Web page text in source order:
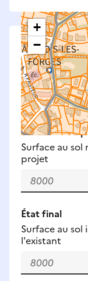
+
−Saisissez
Surfaces à
espaces
définitifs et
Nouveaux
Surface au
projet
État final
Surface au
l'existant